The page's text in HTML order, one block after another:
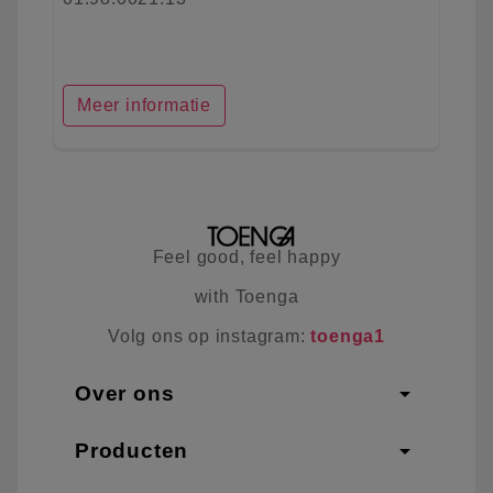
Meer informatie
Feel good, feel happy
with Toenga
Volg ons op instagram:toenga1
Over ons arrow_drop_down
Producten arrow_drop_down